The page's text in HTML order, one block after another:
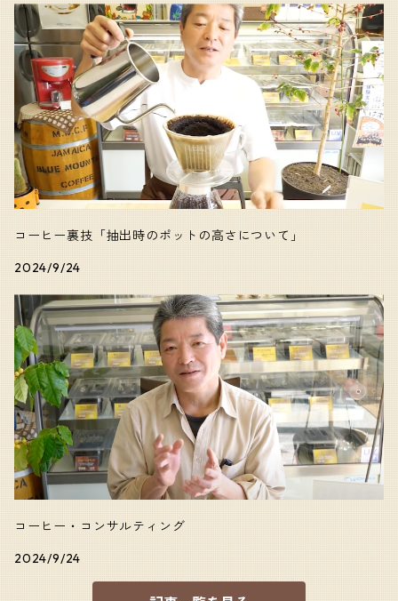
コーヒー裏技「抽出時のポットの高さについて」
2024/9/24
コーヒー・コンサルティング
2024/9/24